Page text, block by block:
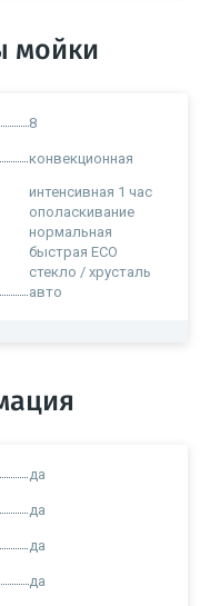
мойки
8
конвекционная
интенсивная 1 час
ополаскивание
нормальная
быстрая ECO
стекло / хрусталь
авто
да
да
да
да